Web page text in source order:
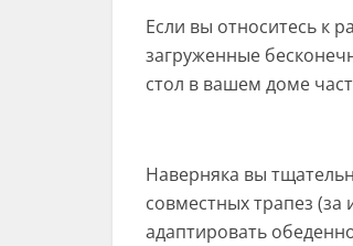
Если вы относитесь к
загруженные
стол в вашем доме
Наверняка вы
совместных трапез
адаптировать